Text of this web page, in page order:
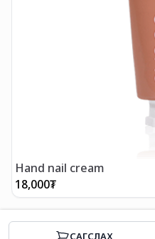
CАГСЛАХ
Hand nail cream
18,000₮